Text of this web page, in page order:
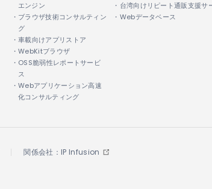
エンジン
・ブラウザ技術コンサルティン
グ
・車載向けアプリストア
・WebKitブラウザ
・OSS脆弱性レポートサービ
ス
・Webアプリケーション高速
化コンサルティング
・台湾向けリピート通販支援サ
・Webデータベース
関係会社：IP Infusion